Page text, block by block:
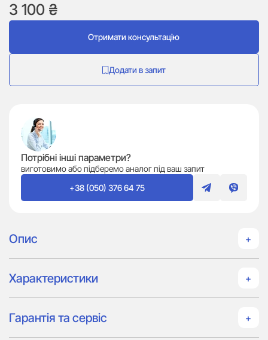
3 100 ₴
Отримати консультацію
Додати в запит
Потрібні інші параметри?
виготовимо або підберемо аналог під ваш запит
+38 (050) 376 64 75
Опис
Характеристики
Гарантія та сервіс